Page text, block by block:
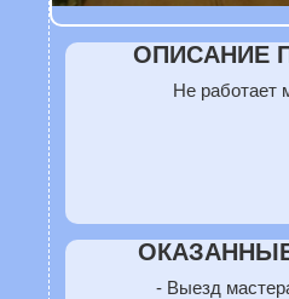
ОПИСАНИЕ
Не работает
- Выезд